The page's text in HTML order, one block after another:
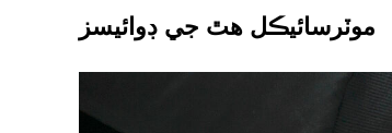
موٽرسائيڪل هٿ جي ڊوائيسز